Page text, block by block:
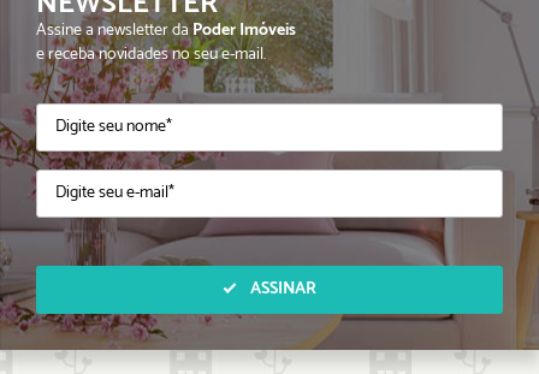
Assine a newsletter daPoder Imóveis
e receba novidades no seu e-mail.
ASSINAR